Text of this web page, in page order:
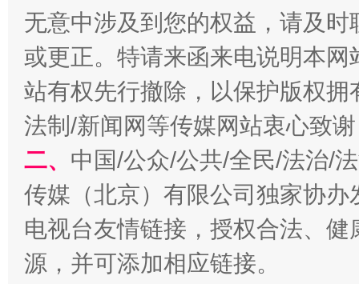
揭开“小金库”的免责幌子
受贿1.44亿！段成刚被判无期 从幼
无意中涉及到您的权益，请及
或更正。特请来函来电说明本
站有权先行撤除，以保护版权
法制/新闻网等传媒网站衷心致
二、 中国/公众/公共/全民/法治/
传媒（北京）有限公司独家协
电视台友情链接，授权合法、
源，并可添加相应链接。